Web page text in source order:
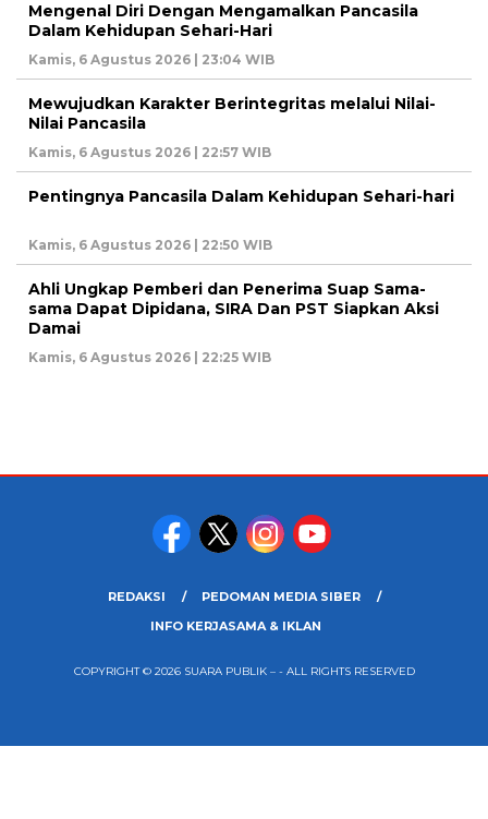
Mengenal Diri Dengan Mengamalkan Pancasila
Dalam Kehidupan Sehari-Hari
Kamis, 6 Agustus 2026 | 23:04 WIB
Mewujudkan Karakter Berintegritas melalui Nilai-
Nilai Pancasila
Kamis, 6 Agustus 2026 | 22:57 WIB
Pentingnya Pancasila Dalam Kehidupan Sehari-hari
Kamis, 6 Agustus 2026 | 22:50 WIB
Ahli Ungkap Pemberi dan Penerima Suap Sama-
sama Dapat Dipidana, SIRA Dan PST Siapkan Aksi
Damai
Kamis, 6 Agustus 2026 | 22:25 WIB
REDAKSI
PEDOMAN MEDIA SIBER
INFO KERJASAMA & IKLAN
COPYRIGHT © 2026 SUARA PUBLIK – - ALL RIGHTS RESERVED